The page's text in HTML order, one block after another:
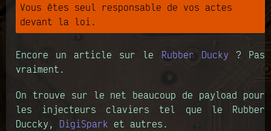
Vous êtes seul responsable de vos actes
devant la loi.
Encore un article sur le Rubber Ducky ? Pas
vraiment.
On trouve sur le net beaucoup de payload pour
les injecteurs claviers tel que le Rubber
Duccky, DigiSpark et autres.